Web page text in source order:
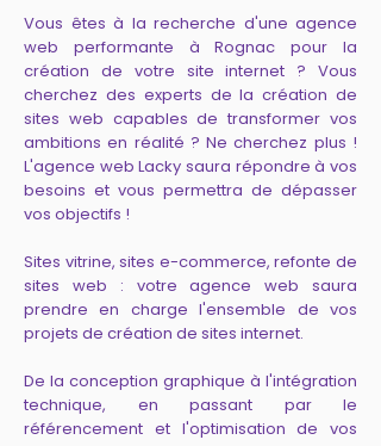
Vous êtes à la recherche d'une agence
web performante à Rognac pour la
création de votre site internet ? Vous
cherchez des experts de la création de
sites web capables de transformer vos
ambitions en réalité ? Ne cherchez plus !
L'agence web Lacky saura répondre à vos
besoins et vous permettra de dépasser
vos objectifs !
Sites vitrine, sites e-commerce, refonte de
sites web : votre agence web saura
prendre en charge l'ensemble de vos
projets de création de sites internet.
De la conception graphique à l'intégration
technique, en passant par le
référencement et l'optimisation de vos